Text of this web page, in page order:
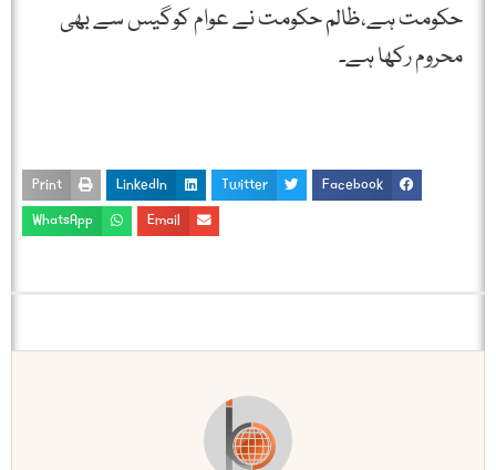
حکومت ہے،ظالم حکومت نے عوام کوگیس سے بھی
محروم رکھا ہے۔
Facebook
Twitter
LinkedIn
Print
Email
WhatsApp